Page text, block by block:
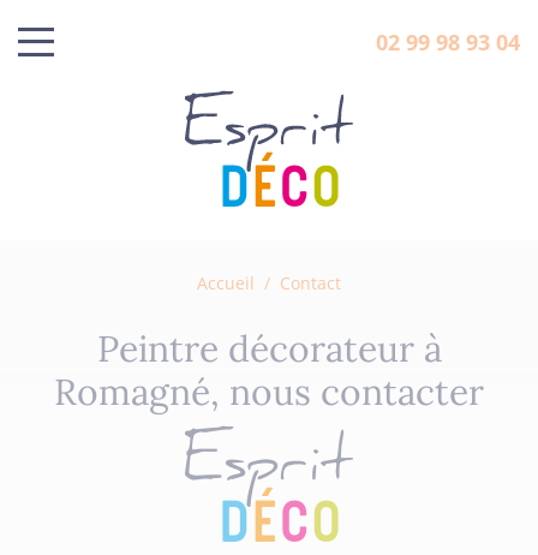
02 99 98 93 04
Accueil / Contact
Peintre décorateur à
Romagné, nous contacter